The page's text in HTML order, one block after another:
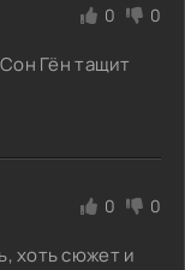
0 0
Гён тащит
0 0
хоть сюжет и